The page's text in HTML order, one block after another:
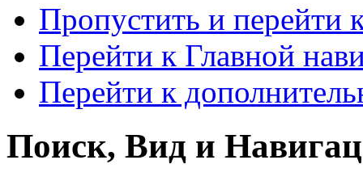
Пропустить и перейти
Перейти к Главной
Перейти к
Поиск, Вид и